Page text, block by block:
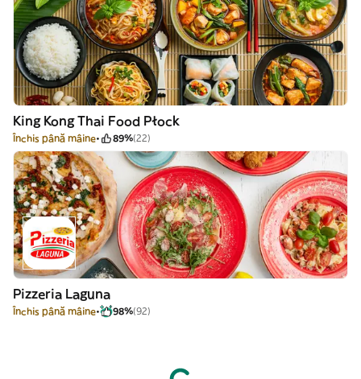
King Kong Thai Food Płock
Închis până mâine 89%(22)
Pizzeria Laguna
Închis până mâine 98%(92)